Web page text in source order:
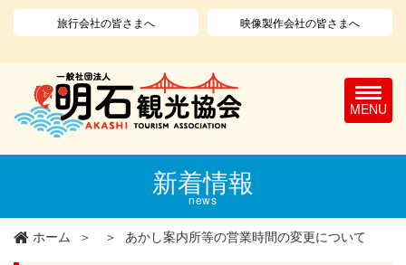
コ
旅行会社の皆さまへ 映像製作会社の皆さまへ
T
o
g
g
a
新着情報
news
ホーム あかし案内所等の営業時間の変更について